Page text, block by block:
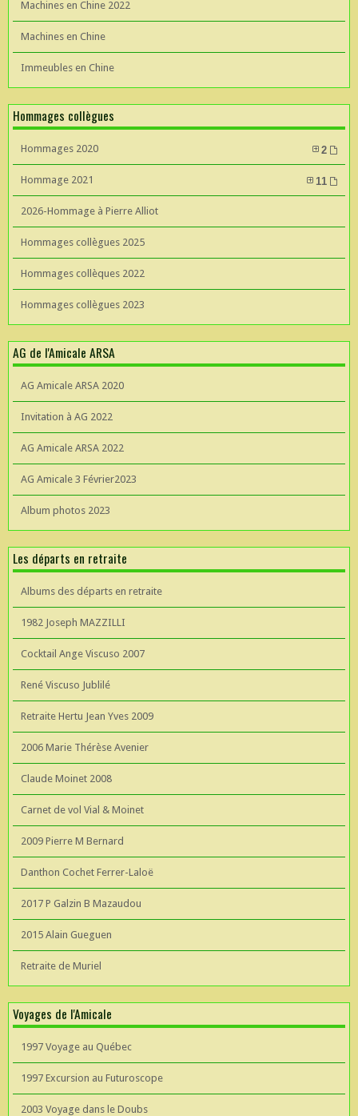
Machines en Chine 2022
Machines en Chine
Immeubles en Chine
Hommages collègues
Hommages 2020 2
Hommage 2021 11
2026-Hommage à Pierre Alliot
Hommages collègues 2025
Hommages collèques 2022
Hommages collègues 2023
AG de l'Amicale ARSA
AG Amicale ARSA 2020
Invitation à AG 2022
AG Amicale ARSA 2022
AG Amicale 3 Février2023
Album photos 2023
Les départs en retraite
Albums des départs en retraite
1982 Joseph MAZZILLI
Cocktail Ange Viscuso 2007
René Viscuso Jublilé
Retraite Hertu Jean Yves 2009
2006 Marie Thérèse Avenier
Claude Moinet 2008
Carnet de vol Vial & Moinet
2009 Pierre M Bernard
Danthon Cochet Ferrer-Laloë
2017 P Galzin B Mazaudou
2015 Alain Gueguen
Retraite de Muriel
Voyages de l'Amicale
1997 Voyage au Québec
1997 Excursion au Futuroscope
2003 Voyage dans le Doubs